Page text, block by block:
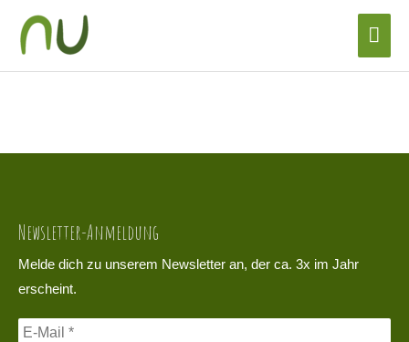
Inhalt
DSC02750
Newsletter-Anmeldung
Melde dich zu unserem Newsletter an, der ca. 3x im Jahr
erscheint.